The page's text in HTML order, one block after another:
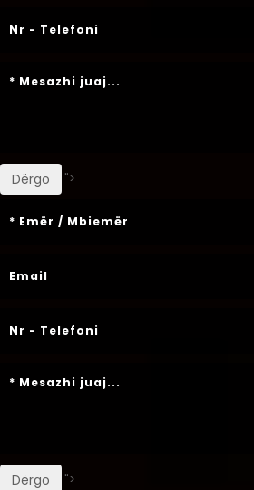
Dërgo ">
Dërgo ">